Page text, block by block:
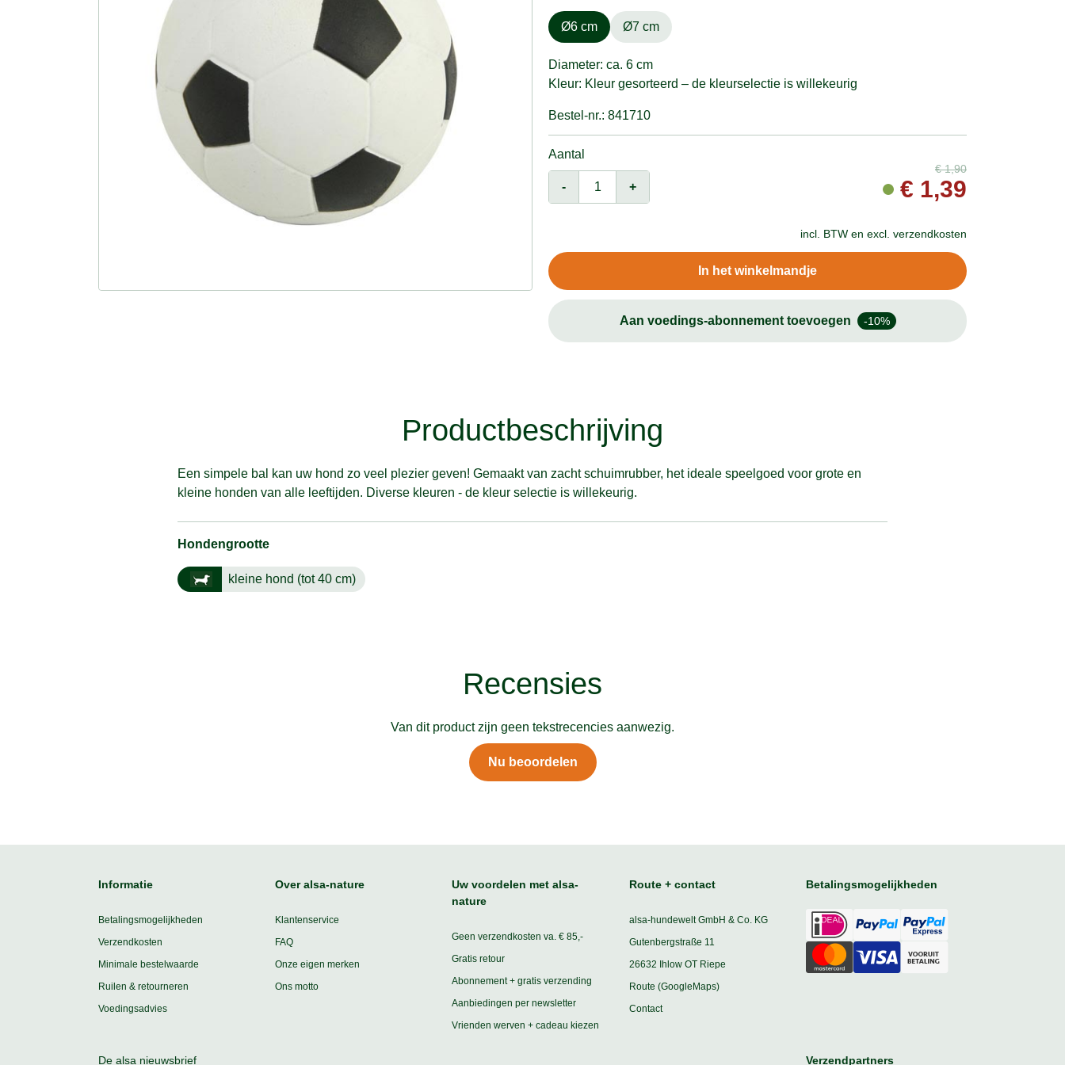
Ø6 cm Ø7 cm
Diameter: ca. 6 cm
Kleur: Kleur gesorteerd – de kleurselectie is willekeurig
Bestel-nr.: 841710
Aantal
- +
€1,90
€ 1,39
incl. BTW en excl. verzendkosten
In het winkelmandje
Aan voedings-abonnement toevoegen -10%
Productbeschrijving
Een simpele bal kan uw hond zo veel plezier geven! Gemaakt van zacht schuimrubber, het ideale speelgoed voor grote en
kleine honden van alle leeftijden. Diverse kleuren - de kleur selectie is willekeurig.
Hondengrootte
kleine hond (tot 40 cm)
Recensies
Van dit product zijn geen tekstrecencies aanwezig.
Nu beoordelen
Informatie
Betalingsmogelijkheden
Verzendkosten
Minimale bestelwaarde
Ruilen & retourneren
Voedingsadvies
Over alsa-nature
Klantenservice
FAQ
Onze eigen merken
Ons motto
Uw voordelen met alsa-
nature
Geen verzendkosten va. € 85,-
Gratis retour
Abonnement + gratis verzending
Aanbiedingen per newsletter
Vrienden werven + cadeau kiezen
Route + contact
alsa-hundewelt GmbH & Co. KG
Gutenbergstraße 11
26632 Ihlow OT Riepe
Route (GoogleMaps)
Contact
Betalingsmogelijkheden
Verzendpartners
De alsa nieuwsbrief